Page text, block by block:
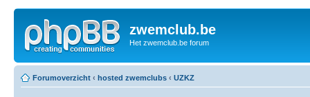
zwemclub.be
Het zwemclub.be forum
Forumoverzicht ‹ hosted zwemclubs ‹ UZKZ